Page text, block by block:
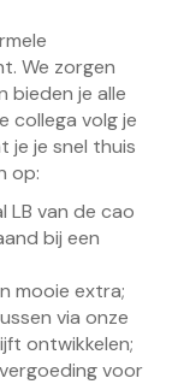
We zorgen
bieden je alle
collega volg je
je je snel thuis
op:
LB van de cao
bij een
mooie extra;
via onze
ontwikkelen;
voor